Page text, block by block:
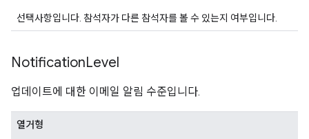
선택사항입니다. 참석자가 다른 참석자를 볼 수 있는지 여부입니다.
NotificationLevel
업데이트에 대한 이메일 알림 수준입니다.
열거형